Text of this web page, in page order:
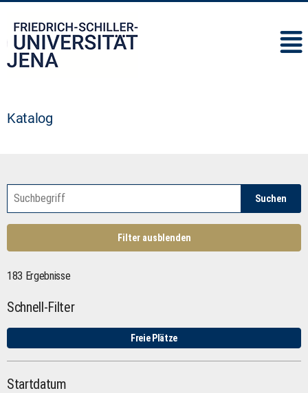
Katalog
Suchen
Filter ausblenden
183 Ergebnisse
Schnell-Filter
Freie Plätze
Startdatum